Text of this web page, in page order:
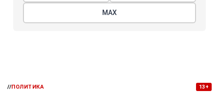
МАХ
//ПОЛИТИКА 13+